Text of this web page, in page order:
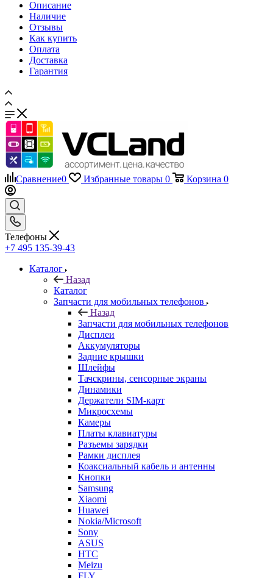
Отзывы
Как купить
Оплата
Доставка
Гарантия
Сравнение 0 Избранные товары 0
Телефоны
+7 495 135-39-43
Каталог
Каталог
Запчасти для мобильных телефонов
Запчасти для мобильных телефонов
Дисплеи
Аккумуляторы
Задние крышки
Шлейфы
Тачскрины, сенсорные экраны
Динамики
Держатели SIM-карт
Микросхемы
Камеры
Платы клавиатуры
Разъемы зарядки
Рамки дисплея
Коаксиальный кабель и антенны
Кнопки
Samsung
Xiaomi
Huawei
Nokia/Microsoft
Sony
ASUS
HTC
Meizu
FLY
LG